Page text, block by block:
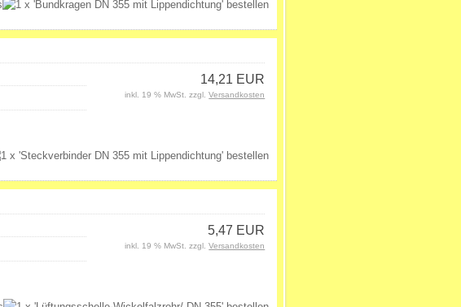
14,21 EUR
inkl. 19 % MwSt. zzgl.Versandkosten
5,47 EUR
inkl. 19 % MwSt. zzgl.Versandkosten